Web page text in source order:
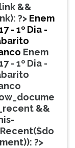
&&
?> Enem
- 1º Dia -
Enem
- 1º Dia -
&&
?>